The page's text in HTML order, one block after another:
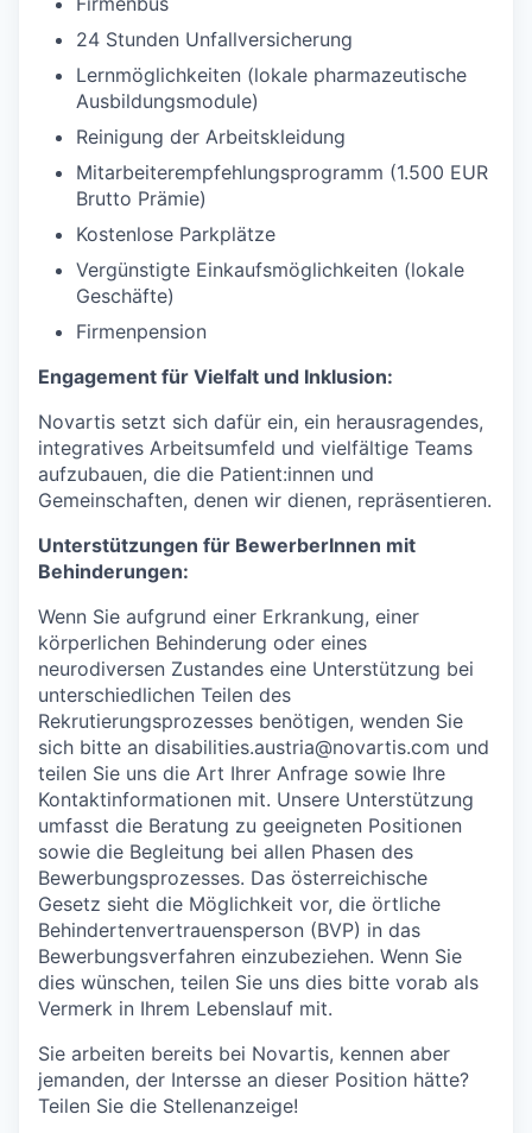
24 Stunden Unfallversicherung
Lernmöglichkeiten (lokale pharmazeutische
Ausbildungsmodule)
Reinigung der Arbeitskleidung
Mitarbeiterempfehlungsprogramm (1.500 EUR
Brutto Prämie)
Kostenlose Parkplätze
Vergünstigte Einkaufsmöglichkeiten (lokale
Geschäfte)
Firmenpension
Engagement für Vielfalt und Inklusion:
Novartis setzt sich dafür ein, ein herausragendes,
integratives Arbeitsumfeld und vielfältige Teams
aufzubauen, die die Patient:innen und
Gemeinschaften, denen wir dienen, repräsentieren.
Unterstützungen für BewerberInnen mit
Behinderungen:
Wenn Sie aufgrund einer Erkrankung, einer
körperlichen Behinderung oder eines
neurodiversen Zustandes eine Unterstützung bei
unterschiedlichen Teilen des
Rekrutierungsprozesses benötigen, wenden Sie
sich bitte an disabilities.austria@novartis.com und
teilen Sie uns die Art Ihrer Anfrage sowie Ihre
Kontaktinformationen mit. Unsere Unterstützung
umfasst die Beratung zu geeigneten Positionen
sowie die Begleitung bei allen Phasen des
Bewerbungsprozesses. Das österreichische
Gesetz sieht die Möglichkeit vor, die örtliche
Behindertenvertrauensperson (BVP) in das
Bewerbungsverfahren einzubeziehen. Wenn Sie
dies wünschen, teilen Sie uns dies bitte vorab als
Vermerk in Ihrem Lebenslauf mit.
Sie arbeiten bereits bei Novartis, kennen aber
jemanden, der Intersse an dieser Position hätte?
Teilen Sie die Stellenanzeige!